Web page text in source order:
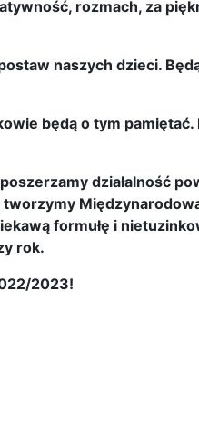
rozmach, za
naszych dzieci.
będą o tym pamiętać.
działalność
tworzymy
formułę i
rok.
2023!